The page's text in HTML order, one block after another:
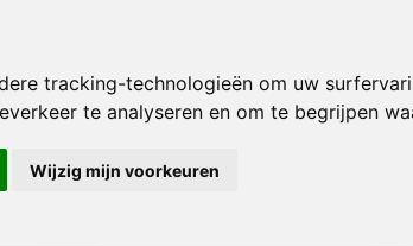
tracking-technologieën om uw
te analyseren en om te begrijpen
Wijzig mijn voorkeuren
in bedrukt doosje
doosje